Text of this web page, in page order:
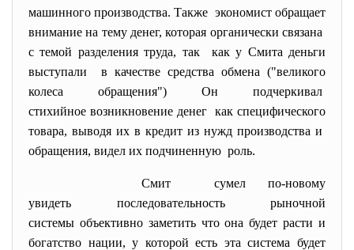
машинного производства. Также экономист обращает
внимание на тему денег, которая органически связана
с темой разделения труда, так как у Смита деньги
выступали в качестве средства обмена ("великого
колеса обращения") Он подчеркивал
стихийное возникновение денег как специфического
товара, выводя их в кредит из нужд производства и
обращения, видел их подчиненную роль.
Смит сумел по-новому
увидеть последовательность рыночной
системы объективно заметить что она будет расти и
богатство нации, у которой есть эта система будет